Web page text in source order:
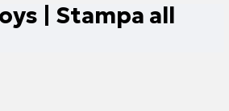
| Stampa all